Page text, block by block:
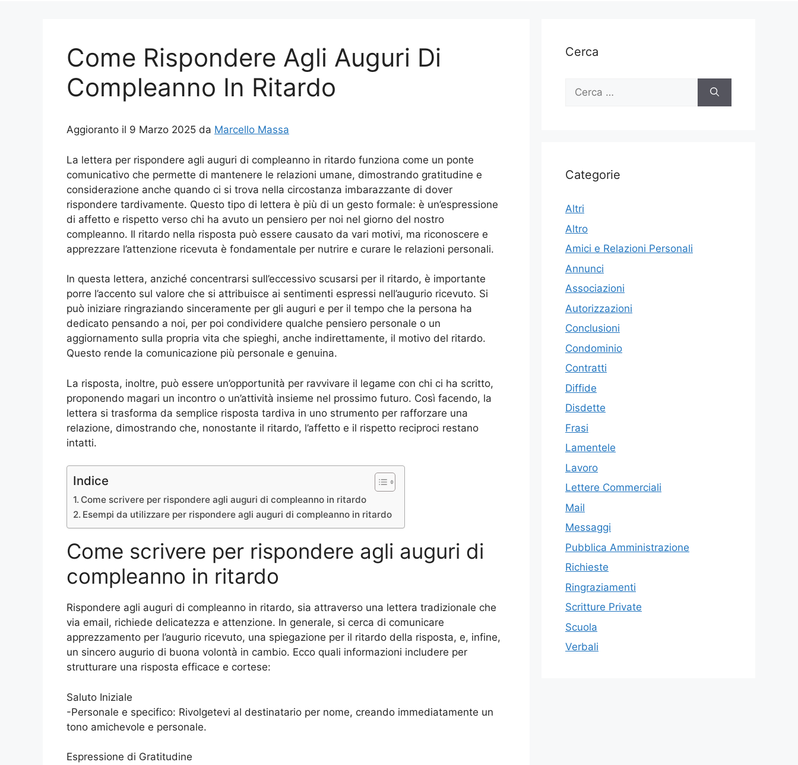
Come Rispondere Agli Auguri Di
Compleanno In Ritardo
Aggioranto il 9 Marzo 2025 da Marcello Massa
La lettera per rispondere agli auguri di compleanno in ritardo funziona come un ponte
comunicativo che permette di mantenere le relazioni umane, dimostrando gratitudine e
considerazione anche quando ci si trova nella circostanza imbarazzante di dover
rispondere tardivamente. Questo tipo di lettera è più di un gesto formale: è un’espressione
di affetto e rispetto verso chi ha avuto un pensiero per noi nel giorno del nostro
compleanno. Il ritardo nella risposta può essere causato da vari motivi, ma riconoscere e
apprezzare l’attenzione ricevuta è fondamentale per nutrire e curare le relazioni personali.
In questa lettera, anziché concentrarsi sull’eccessivo scusarsi per il ritardo, è importante
porre l’accento sul valore che si attribuisce ai sentimenti espressi nell’augurio ricevuto. Si
può iniziare ringraziando sinceramente per gli auguri e per il tempo che la persona ha
dedicato pensando a noi, per poi condividere qualche pensiero personale o un
aggiornamento sulla propria vita che spieghi, anche indirettamente, il motivo del ritardo.
Questo rende la comunicazione più personale e genuina.
La risposta, inoltre, può essere un’opportunità per ravvivare il legame con chi ci ha scritto,
proponendo magari un incontro o un’attività insieme nel prossimo futuro. Così facendo, la
lettera si trasforma da semplice risposta tardiva in uno strumento per rafforzare una
relazione, dimostrando che, nonostante il ritardo, l’affetto e il rispetto reciproci restano
intatti.
Indice
Come scrivere per rispondere agli auguri di compleanno in ritardo
Esempi da utilizzare per rispondere agli auguri di compleanno in ritardo
Come scrivere per rispondere agli auguri di
compleanno in ritardo
Rispondere agli auguri di compleanno in ritardo, sia attraverso una lettera tradizionale che
via email, richiede delicatezza e attenzione. In generale, si cerca di comunicare
apprezzamento per l’augurio ricevuto, una spiegazione per il ritardo della risposta, e, infine,
un sincero augurio di buona volontà in cambio. Ecco quali informazioni includere per
strutturare una risposta efficace e cortese:
Saluto Iniziale
-Personale e specifico: Rivolgetevi al destinatario per nome, creando immediatamente un
tono amichevole e personale.
Espressione di Gratitudine
Cerca
Ricerca
Categorie
Altri
Altro
Amici e Relazioni Personali
Annunci
Associazioni
Autorizzazioni
Conclusioni
Condominio
Contratti
Diffide
Disdette
Frasi
Lamentele
Lavoro
Lettere Commerciali
Mail
Messaggi
Pubblica Amministrazione
Richieste
Ringraziamenti
Scritture Private
Scuola
Verbali